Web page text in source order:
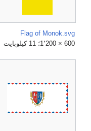
Flag of Monok.svg
600 × 1٬200؛ 11 كيلوبايت